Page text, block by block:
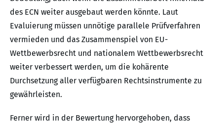
des ECN weiter ausgebaut werden könnte. Laut
Evaluierung müssen unnötige parallele Prüfverfahren
vermieden und das Zusammenspiel von EU-
Wettbewerbsrecht und nationalem Wettbewerbsrecht
weiter verbessert werden, um die kohärente
Durchsetzung aller verfügbaren Rechtsinstrumente zu
gewährleisten.
Ferner wird in der Bewertung hervorgehoben, dass